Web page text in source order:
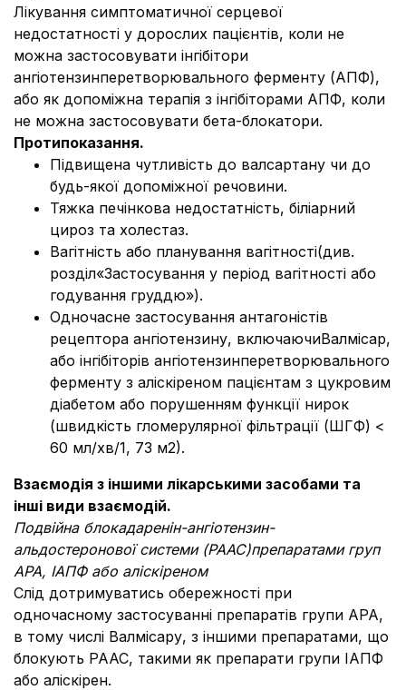
Лікування симптоматичної серцевої
недостатності у дорослих пацієнтів, коли не
можна застосовувати інгібітори
ангіотензинперетворювального ферменту (AПФ),
або як допоміжна терапія з інгібіторами АПФ, коли
не можна застосовувати бета-блокатори.
Протипоказання.
Підвищена чутливість до валсартану чи до
будь-якої допоміжної речовини.
Тяжка печінкова недостатність, біліарний
цироз та холестаз.
Вагітність або планування вагітності(див.
розділ«Застосування у період вагітності або
годування груддю»).
Одночасне застосування антагоністів
рецептора ангіотензину, включаючиВалмісар,
або інгібіторів ангіотензинперетворювального
ферменту з аліскіреном пацієнтам з цукровим
діабетом або порушенням функції нирок
(швидкість гломерулярної фільтрації (ШГФ) <
60 мл/хв/1, 73 м2).
Взаємодія з іншими лікарськими засобами та
інші види взаємодій.
Подвійна блокадаренін-ангіотензин-
альдостеронової системи (РААС)препаратами груп
АРА, ІАПФ або аліскіреном
Слід дотримуватись обережності при
одночасному застосуванні препаратів групи АРА,
в тому числі Валмісару, з іншими препаратами, що
блокують РААС, такими як препарати групи ІАПФ
або аліскірен.